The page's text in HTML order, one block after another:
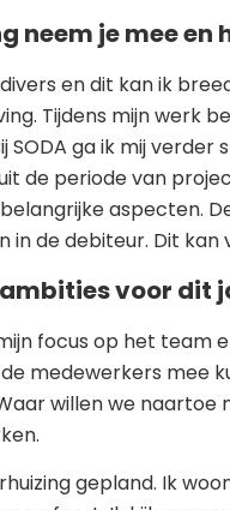
neem je mee en
en dit kan ik
Tijdens mijn werk
SODA ga ik mij
de periode van
aspecten.
in de debiteur. Dit
voor dit
focus op het team
medewerkers mee
willen we
gepland. Ik